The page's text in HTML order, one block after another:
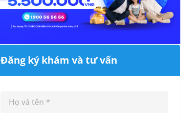
Đăng ký khám và tư vấn